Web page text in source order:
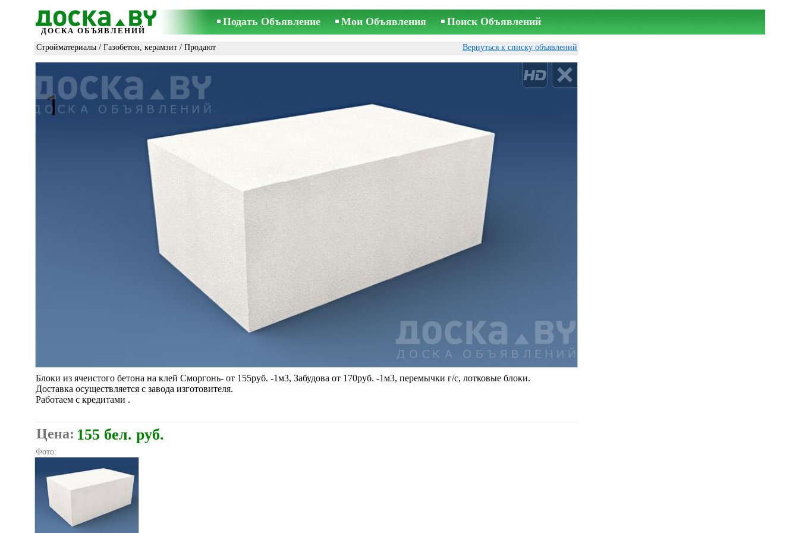
ДОСКА ОБЪЯВЛЕНИЙ
Подать Объявление Мои Объявления Поиск Объявлений
Стройматериалы / Газобетон, керамзит / Продают Вернуться к списку объявлений
Блоки из ячеистого бетона на клей Сморгонь- от 155руб. -1м3, Забудова от 170руб. -1м3, перемычки г/с, лотковые блоки.
Доставка осуществляется с завода изготовителя.
Работаем с кредитами .
Цена: 155 бел. руб.
Фото: